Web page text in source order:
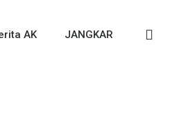
AK JANGKAR